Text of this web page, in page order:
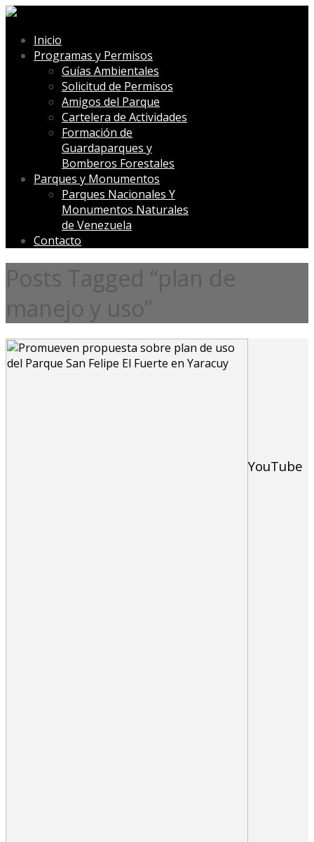
Inicio
Programas y Permisos
Guías Ambientales
Solicitud de Permisos
Amigos del Parque
Cartelera de Actividades
Formación de
Guardaparques y
Bomberos Forestales
Parques y Monumentos
Parques Nacionales Y
Monumentos Naturales
de Venezuela
Contacto
Posts Tagged “plan de
manejo y uso”
YouTube